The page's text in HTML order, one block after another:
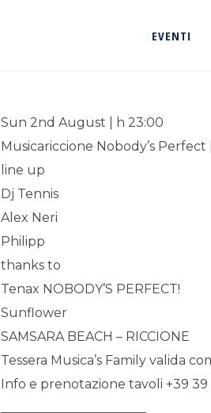
EVENTI
Sun 2nd August | h 23:00
Musicariccione Nobody’s
line up
Dj Tennis
Alex Neri
Philipp
thanks to
Tenax NOBODY’S PERFECT!
Sunflower
SAMSARA BEACH – RICCIONE
Tessera Musica’s Family valida
Info e prenotazione tavoli +39 39